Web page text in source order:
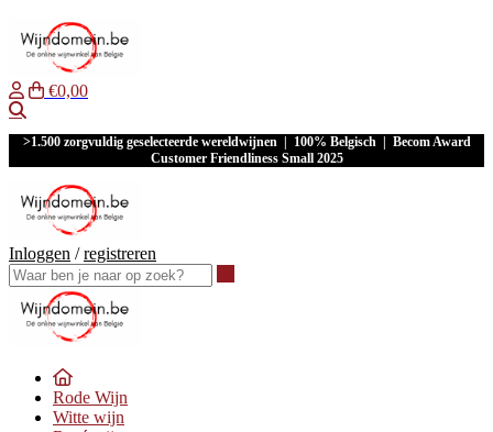
€0,00
>1.500 zorgvuldig geselecteerde wereldwijnen | 100% Belgisch | Becom Award
Customer Friendliness Small 2025
Inloggen /registreren
Rode Wijn
Witte wijn